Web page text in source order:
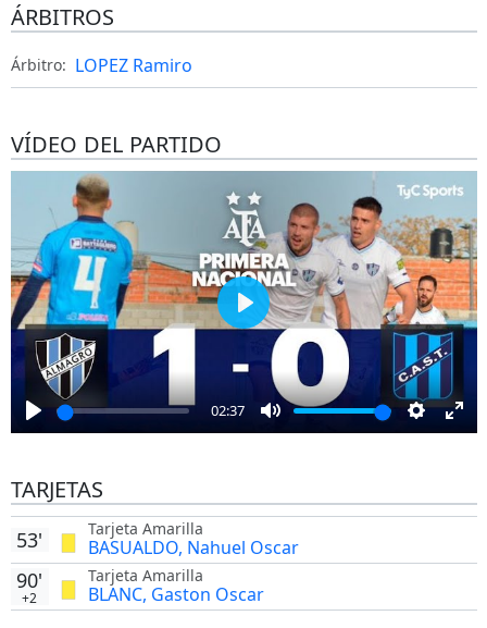
ÁRBITROS
Árbitro: LOPEZ Ramiro
VÍDEO DEL PARTIDO
Play
02:37
Mute Settings
Play
TARJETAS
Tarjeta Amarilla
BASUALDO, Nahuel Oscar
53'
Tarjeta Amarilla
BLANC, Gaston Oscar
90'
+2